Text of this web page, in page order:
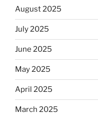
August 2025
July 2025
June 2025
May 2025
April 2025
March 2025